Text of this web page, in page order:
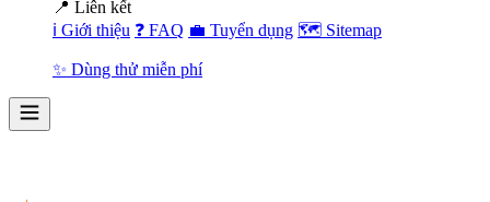
📍 Liên kết
ℹ️ Giới thiệu ❓ FAQ 💼 Tuyển dụng 🗺️ Sitemap
✨ Dùng thử miễn phí